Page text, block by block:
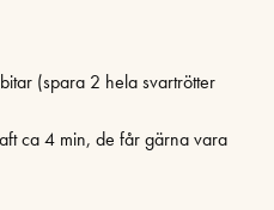
(spara 2 hela svartrötter
ca 4 min, de får gärna vara